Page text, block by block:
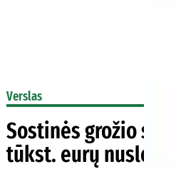
Verslas
Sostinės grožio
tūkst. eurų